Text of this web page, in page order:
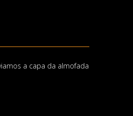
a capa da almofada